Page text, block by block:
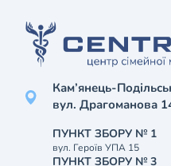
Кам’янець-
вул. Драгоманова
ПУНКТ ЗБОРУ № 1
вул. Героїв УПА 15
ПУНКТ ЗБОРУ № 3